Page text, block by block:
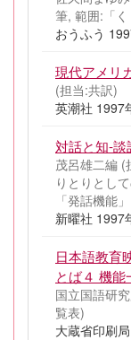
筆, 範囲:「
おうふう
現代アメリ
(担当:共訳)
英潮社 1997
対話と知-談
茂呂雄二編 (
りとりとし
「発話機能
新曜社 1997
日本語教育
とば４ 機能
国立国語研
覧表)
大蔵省印刷